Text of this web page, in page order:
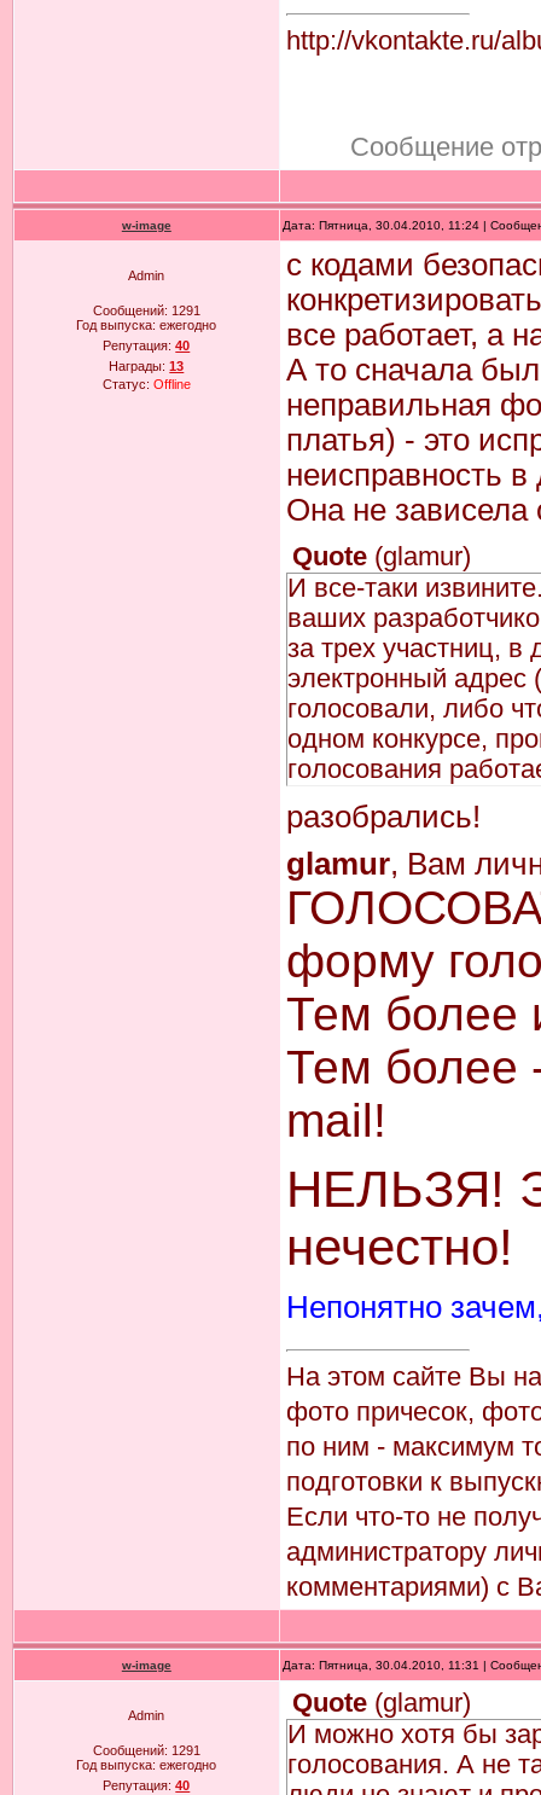
http://vkontakte.ru/
Сообщение
w-image Дата: Пятница, 30.04.2010, 11:24 |
Admin
Сообщений: 1291
Год выпуска:ежегодно
Репутация:40
Награды:13
Статус: Offline
с кодами
все работает, а
А то сначала
неправильная
платья) - это
неисправность
Она не зависела
Quote(glamur)
И все-таки
ваших
за трех участниц, в
электронный адрес
голосовали, либо
одном конкурсе,
голосования
разобрались!
glamur, Вам
форму
Тем более
Тем более
mail!
НЕЛЬЗЯ!
нечестно!
Непонятно
На этом сайте Вы
фото причесок,
по ним - максимум
подготовки к
Если что-то не
администратору
комментариями) с
w-image Дата: Пятница, 30.04.2010, 11:31 |
Admin
Сообщений: 1291
Год выпуска:ежегодно
Репутация:40
Quote(glamur)
И можно хотя бы
голосования. А не